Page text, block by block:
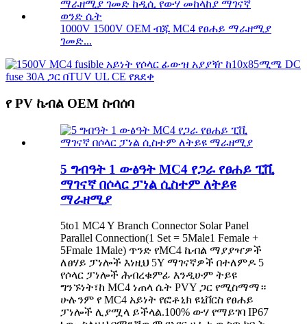
1000V 1500V OEM ብጁ MC4 የፀሐይ ማራዘሚያ
ገመድ...
የ PV ኬብል OEM ስብሰባ
5 ግብዓት 1 ውፅዓት MC4 የጋራ የፀሐይ ፒቪ
ማገናኛ በሶላር ፓነል ሲስተም ለትይዩ
ማራዘሚያ
5to1 MC4 Y Branch Connector Solar Panel
Parallel Connection(1 Set = 5Male1 Female +
5Fmale 1Male) ጥንድ የMC4 ኬብል ማያያዣዎች
ለፀሃይ ፓነሎች እነዚህ 5Y ማገናኛዎች በተለምዶ 5
የሶላር ፓነሎች ሕብረቁምፊ እንዲሁም ትይዩ
ግንኙነት፣ከ MC4 ነጠላ ሴት PVY ጋር የሚስማማ።
ሁሉንም የ MC4 አይነት የፎቶኒክ ዩኒቨርስ የፀሐይ
ፓነሎች ሊያሟላ ይችላል.100% ውሃ የማይገባ IP67